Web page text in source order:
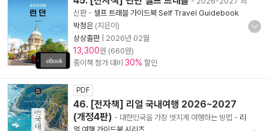
신판- 셀프 트래블 가이드북 Self Travel Guidebook
박정은 (지은이)
상상출판| 2026년 02월
13,300원 (660원)
종이책 정가 대비 30% 할인
PDF
46. [전자책] 리얼 국내여행 2026~2027
(개정4판) - 대한민국을 가장 멋지게 여행하는 방법 - 리